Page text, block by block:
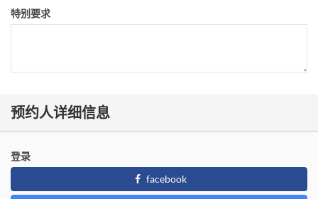
特别要求
预约人详细信息
登录
facebook